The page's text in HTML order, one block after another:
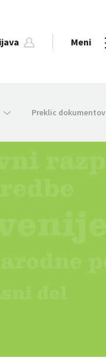
Meni
Preklic dokumentov